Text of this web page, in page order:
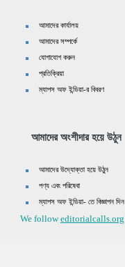
আমাদের কার্যালয়
আমাদের সম্পর্কে
যোগাযোগ করুন
প্রতিক্রিয়া
ম্যাপস অফ ইন্ডিয়া-র বিবরণ
আমাদের অংশীদার হয়ে উঠুন
আমাদের উদ্যোক্তা হয়ে উঠুন
পণ্য এবং পরিষেবা
ম্যাপস অফ ইন্ডিয়া- তে বিজ্ঞাপন দিন
We followeditorialcalls.org